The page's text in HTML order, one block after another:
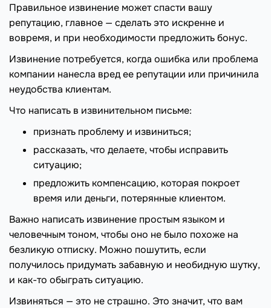
Правильное извинение может спасти вашу
репутацию, главное — сделать это искренне и
вовремя, и при необходимости предложить бонус.
Извинение потребуется, когда ошибка или проблема
компании нанесла вред ее репутации или причинила
неудобства клиентам.
Что написать в извинительном письме:
признать проблему и извиниться;
рассказать, что делаете, чтобы исправить
ситуацию;
предложить компенсацию, которая покроет
время или деньги, потерянные клиентом.
Важно написать извинение простым языком и
человечным тоном, чтобы оно не было похоже на
безликую отписку. Можно пошутить, если
получилось придумать забавную и необидную шутку,
и как-то обыграть ситуацию.
Извиняться — это не страшно. Это значит, что вам